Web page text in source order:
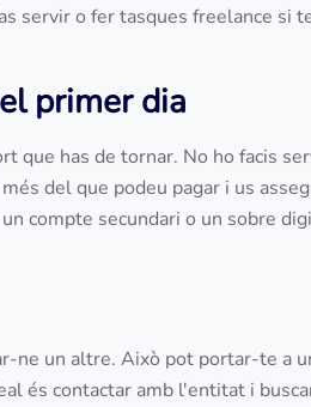
servir o fer tasques freelance si
primer dia
que has de tornar. No ho facis
del que podeu pagar i us
compte secundari o un sobre
ne un altre. Això pot portar-te a
és contactar amb l'entitat i